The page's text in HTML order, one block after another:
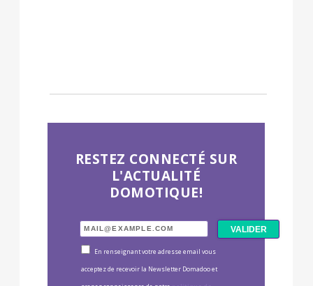
RESTEZ CONNECTÉ SUR
L'ACTUALITÉ
DOMOTIQUE!
En renseignant votre adresse email vous
acceptez de recevoir la Newsletter Domadoo et